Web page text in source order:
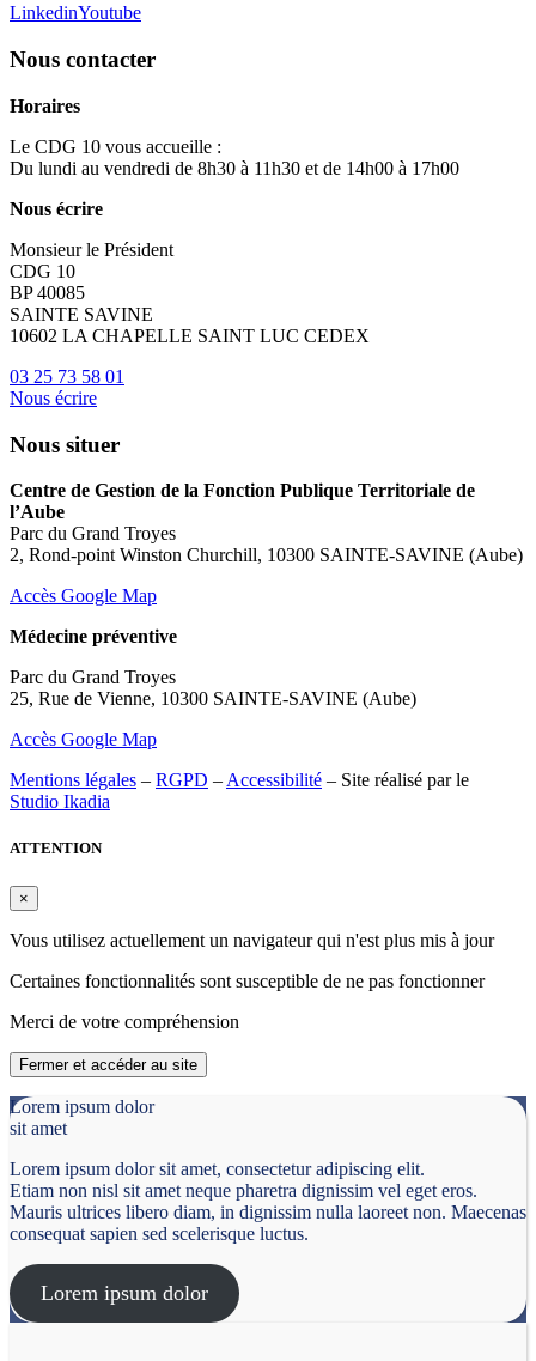
LinkedinYoutube
Nous contacter
Horaires
Le CDG 10 vous accueille :
Du lundi au vendredi de 8h30 à 11h30 et de 14h00 à 17h00
Nous écrire
Monsieur le Président
CDG 10
BP 40085
SAINTE SAVINE
10602 LA CHAPELLE SAINT LUC CEDEX
03 25 73 58 01
Nous écrire
Nous situer
Centre de Gestion de la Fonction Publique Territoriale de
l’Aube
Parc du Grand Troyes
2, Rond-point Winston Churchill, 10300 SAINTE-SAVINE (Aube)
Accès Google Map
Médecine préventive
Parc du Grand Troyes
25, Rue de Vienne, 10300 SAINTE-SAVINE (Aube)
Accès Google Map
Mentions légales – RGPD – Accessibilité – Site réalisé par le
Studio Ikadia
ATTENTION
×
Vous utilisez actuellement un navigateur qui n'est plus mis à jour
Certaines fonctionnalités sont susceptible de ne pas fonctionner
Merci de votre compréhension
Fermer et accéder au site
Lorem ipsum dolor
sit amet
Lorem ipsum dolor sit amet, consectetur adipiscing elit.
Etiam non nisl sit amet neque pharetra dignissim vel eget eros.
Mauris ultrices libero diam, in dignissim nulla laoreet non. Maecenas
consequat sapien sed scelerisque luctus.
Lorem ipsum dolor